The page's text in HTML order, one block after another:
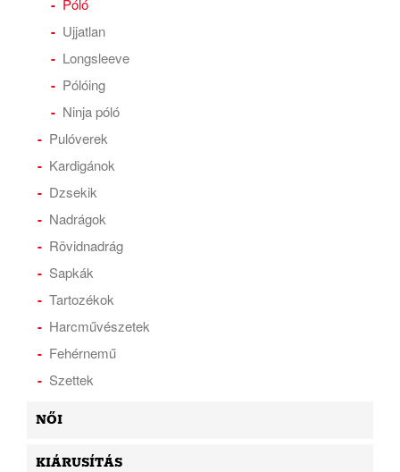
Póló
Ujjatlan
Longsleeve
Pólóing
Ninja póló
Pulóverek
Kardigánok
Dzsekik
Nadrágok
Rövidnadrág
Sapkák
Tartozékok
Harcművészetek
Fehérnemű
Szettek
NŐI
KIÁRUSÍTÁS